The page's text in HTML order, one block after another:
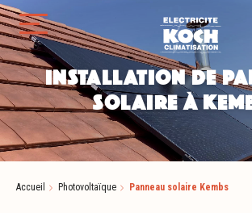
Aller au contenu
INSTALLATION DE
SOLAIRE À
Accueil Photovoltaïque Panneau solaire Kembs